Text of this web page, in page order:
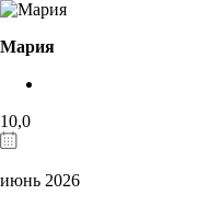
Мария
10,0
июнь 2026